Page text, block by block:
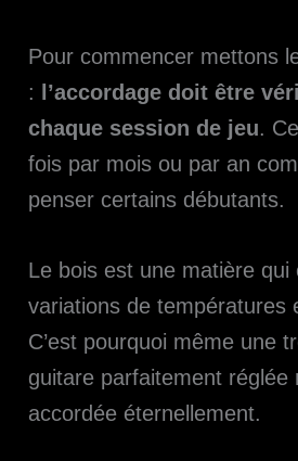
Pour commencer mettons
:
l’accordage doit être
chaque session de jeu.
fois par mois ou par an
penser certains débutants.
Le bois est une matière qui
variations de températures
C’est pourquoi même une
guitare parfaitement réglée
accordée éternellement.